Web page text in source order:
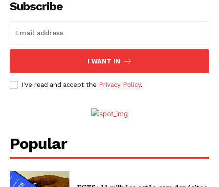
Subscribe
I WANT IN
I've read and accept the Privacy Policy.
Popular